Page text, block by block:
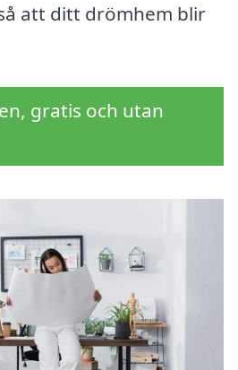
att ditt drömhem blir
gratis och utan